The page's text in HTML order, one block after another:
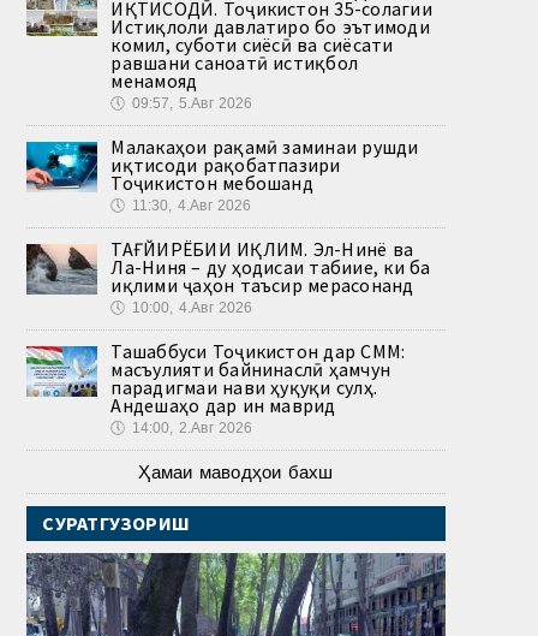
ИҚТИСОДӢ. Тоҷикистон 35-солагии
Истиқлоли давлатиро бо эътимоди
комил, суботи сиёсӣ ва сиёсати
равшани саноатӣ истиқбол
менамояд
🕔 09:57, 5.Авг 2026
Малакаҳои рақамӣ заминаи рушди
иқтисоди рақобатпазири
Тоҷикистон мебошанд
🕔 11:30, 4.Авг 2026
ТАҒЙИРЁБИИ ИҚЛИМ. Эл-Нинё ва
Ла-Ниня – ду ҳодисаи табиие, ки ба
иқлими ҷаҳон таъсир мерасонанд
🕔 10:00, 4.Авг 2026
Ташаббуси Тоҷикистон дар СММ:
масъулияти байнинаслӣ ҳамчун
парадигмаи нави ҳуқуқи сулҳ.
Андешаҳо дар ин маврид
🕔 14:00, 2.Авг 2026
Ҳамаи маводҳои бахш
СУРАТГУЗОРИШ